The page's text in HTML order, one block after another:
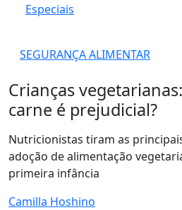
Especiais
SEGURANÇA ALIMENTAR
Crianças
carne é prejudicial?
Nutricionistas tiram as
adoção de alimentação
primeira infância
Camilla Hoshino